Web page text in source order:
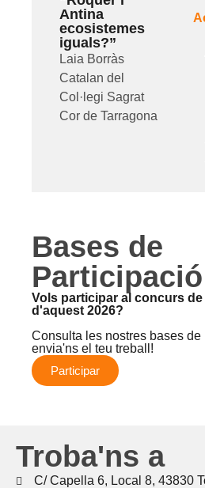
Antina
ecosistemes
iguals?”
Laia Borràs
Catalan del
Col·legi Sagrat
Cor de Tarragona
Bases de
Participació
Vols participar al concurs
d'aquest 2026?
Consulta les nostres bases
envia'ns el teu treball!
Participar
Troba'ns a
C/ Capella 6, Local 8, 43830